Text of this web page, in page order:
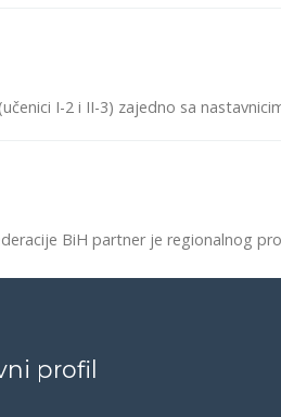
I-2 i II-3) zajedno sa
BiH partner je regionalnog
profil